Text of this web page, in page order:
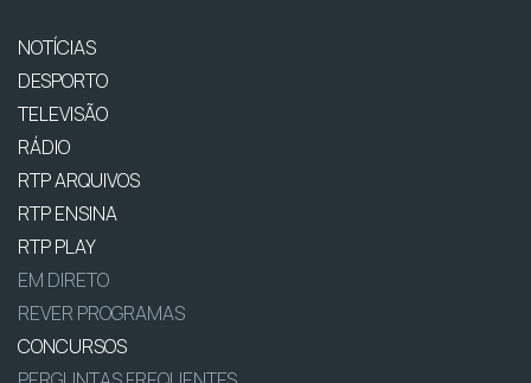
NOTÍCIAS
DESPORTO
TELEVISÃO
RÁDIO
RTP ARQUIVOS
RTP ENSINA
RTP PLAY
EM DIRETO
REVER PROGRAMAS
CONCURSOS